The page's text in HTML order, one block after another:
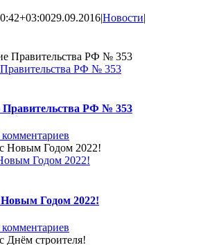
29.09.2016|Новости|
РФ № 353
Правительства РФ № 353
Годом 2022!
Годом 2022!